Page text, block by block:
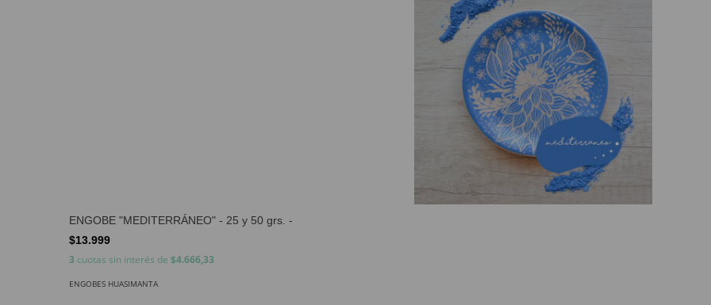
ENGOBE "MEDITERRÁNEO" - 25 y 50 grs. -
$13.999
3 cuotas sin interés de $4.666,33
ENGOBES HUASIMANTA